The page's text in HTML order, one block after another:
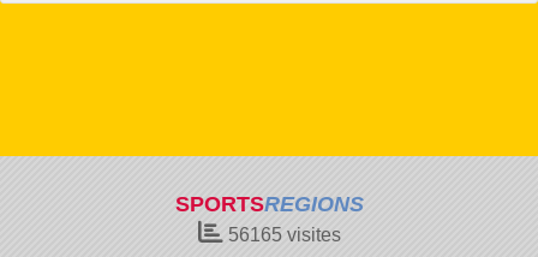
SPORTSREGIONS
56165visites